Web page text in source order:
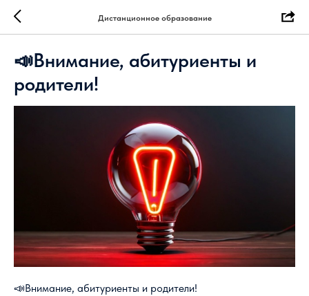
Дистанционное образование
📣Внимание, абитуриенты и
родители!
📣Внимание, абитуриенты и родители!